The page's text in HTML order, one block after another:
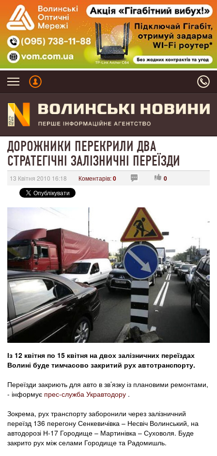
ДОРОЖНИКИ ПЕРЕКРИЛИ ДВА
СТРАТЕГІЧНІ ЗАЛІЗНИЧНІ ПЕРЕЇЗДИ
13 Квітня 2010 16:18 Коментарів:0 0
Із 12 квітня по 15 квітня на двох залізничних переїздах
Волині буде тимчасово закритий рух автотранспорту.
Переїзди закриють для авто в зв’язку із плановими ремонтами,
- інформує прес-служба Укравтодору .
Зокрема, рух транспорту заборонили через залізничний
переїзд 136 перегону Сенкевичівка – Несвіч Волинський, на
автодорозі Н-17 Городище – Мартинівка – Суховоля. Буде
закрито рух між селами Городище та Радомишль.